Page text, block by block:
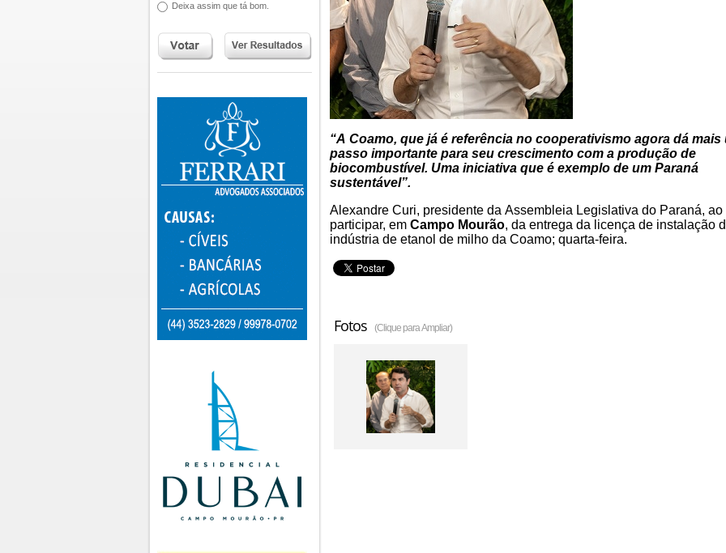
Deixa assim que tá bom.
“A Coamo, que já é referência no cooperativismo agora dá mais
passo importante para seu crescimento com a produção de
biocombustível. Uma iniciativa que é exemplo de um Paraná
sustentável”.
Alexandre Curi, presidente da Assembleia Legislativa do Paraná, ao
participar, em Campo Mourão, da entrega da licença de instalação
indústria de etanol de milho da Coamo; quarta-feira.
Fotos (Clique para Ampliar)